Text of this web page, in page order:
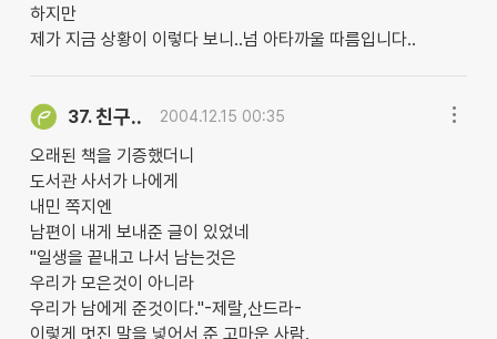
하지만
제가 지금 상황이 이렇다 보니..넘 아타까울 따름입니다..
37.친구.. 2004.12.15 00:35
오래된 책을 기증했더니
도서관 사서가 나에게
내민 쪽지엔
남편이 내게 보내준 글이 있었네
"일생을 끝내고 나서 남는것은
우리가 모은것이 아니라
우리가 남에게 준것이다."-제랄,산드라-
이렇게 멋진 말을 넣어서 준 고마운 사람.